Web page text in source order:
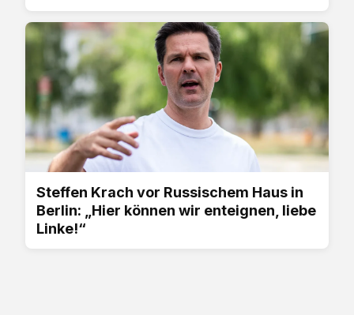
Steffen Krach vor Russischem Haus in
Berlin: „Hier können wir enteignen, liebe
Linke!“